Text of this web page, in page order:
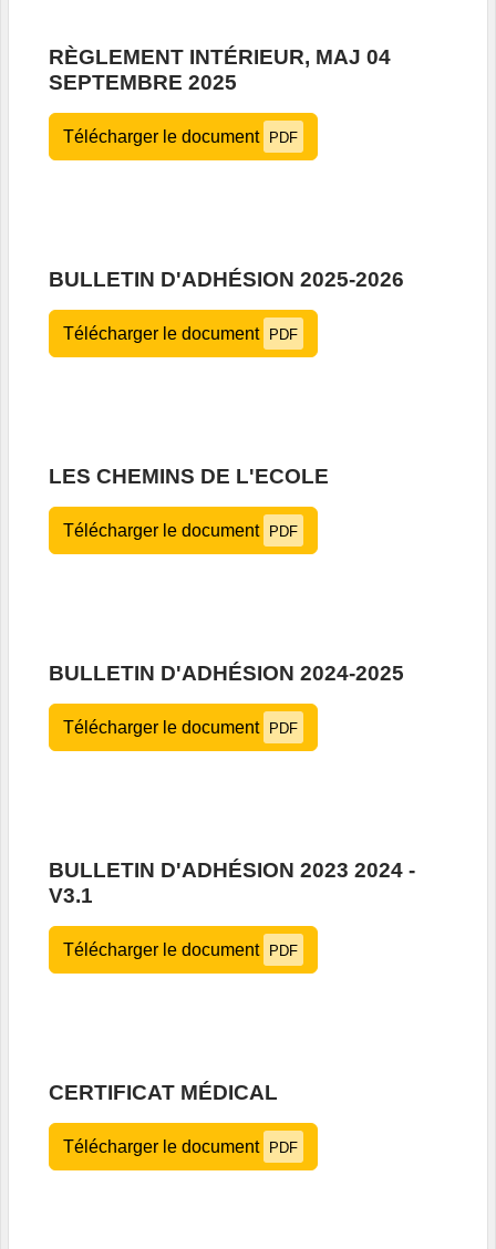
RÈGLEMENT INTÉRIEUR, MAJ 04
SEPTEMBRE 2025
Télécharger le document PDF
BULLETIN D'ADHÉSION 2025-2026
Télécharger le document PDF
LES CHEMINS DE L'ECOLE
Télécharger le document PDF
BULLETIN D'ADHÉSION 2024-2025
Télécharger le document PDF
BULLETIN D'ADHÉSION 2023 2024 -
V3.1
Télécharger le document PDF
CERTIFICAT MÉDICAL
Télécharger le document PDF